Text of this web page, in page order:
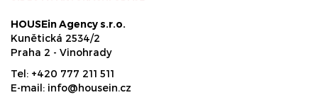
HOUSEin Agency s.r.o.
Kunětická 2534/2
Praha 2 - Vinohrady
Tel: +420 777 211 511
E-mail: info@housein.cz